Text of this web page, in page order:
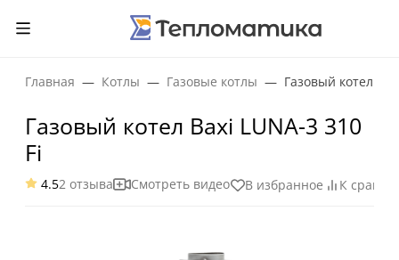
Главная Котлы Газовые котлы Газовый котел
Газовый котел Baxi LUNA-3 310
Fi
4.52 отзыва Смотреть видео В избранное К